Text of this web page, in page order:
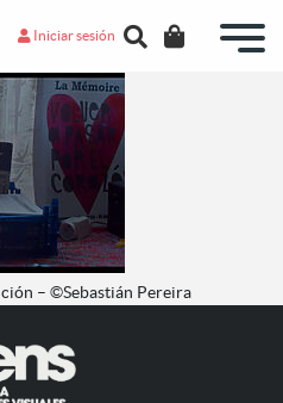
Iniciar sesión
– ©Sebastián Pereira